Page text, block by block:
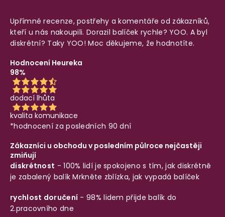
Upřímné recenze, postřehy a komentáře od zákazníků,
kteří u nás nakoupili. Dorazil balíček rychle? YOO. A byl
diskrétní? Taky YOO! Moc děkujeme, že hodnotíte.
Hodnocení Heureka
98%
dodací lhůta
kvalita komunikace
*hodnocení za posledních 90 dní
Zákazníci u obchodu v posledním půlroce nejčastěji
zmiňují
diskrétnost - 100% lidí je spokojeno s tím, jak diskrétně
je zabalený balíkMrkněte zblízka, jak vypadá balíček
rychlost doručení - 98% lidem přijde balík do
2.pracovního dne